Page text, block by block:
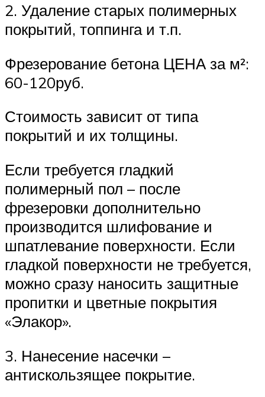
2. Удаление старых полимерных
покрытий, топпинга и т.п.
Фрезерование бетона ЦЕНА за м²:
60-120руб.
Стоимость зависит от типа
покрытий и их толщины.
Если требуется гладкий
полимерный пол – после
фрезеровки дополнительно
производится шлифование и
шпатлевание поверхности. Если
гладкой поверхности не требуется,
можно сразу наносить защитные
пропитки и цветные покрытия
«Элакор».
3. Нанесение насечки –
антискользящее покрытие.